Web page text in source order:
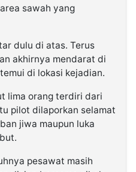
sawah yang
dulu di atas. Terus
akhirnya mendarat di
di lokasi kejadian.
lima orang terdiri dari
pilot dilaporkan selamat
jiwa maupun luka
pesawat masih